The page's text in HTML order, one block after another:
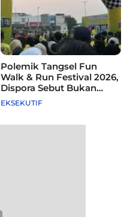
Polemik Tangsel Fun
Walk & Run Festival 2026,
Dispora Sebut Bukan
Agenda Pemkot
EKSEKUTIF